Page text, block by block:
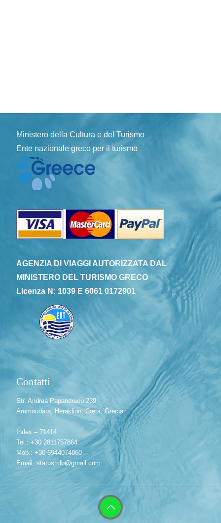
Ministero della Cultura e del Turismo
Ente nazionale greco per il turismo
AGENZIA DI VIAGGI AUTORIZZATA DAL
MINISTERO DEL TURISMO GRECO
Licenza N: 1039 E 6061 0172901
Contatti
Str. Andrea Papandreou 239
Ammoudara, Heraklion, Creta, Grecia
Index – 71414
Tel.: +30 2811757864
Mob.: +30 6944074860
Email: statusmlb@gmail.com